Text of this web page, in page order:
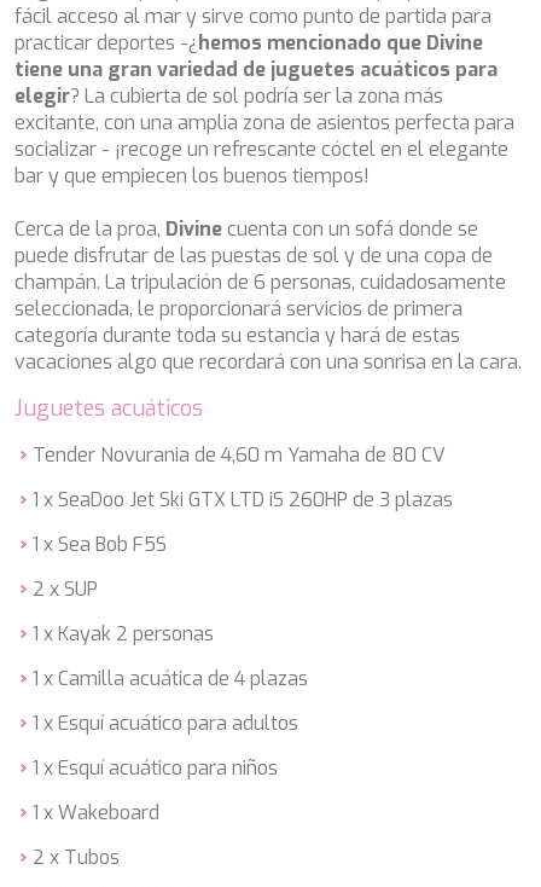
fácil acceso al mar y sirve como punto de partida para
practicar deportes -¿ hemos mencionado que Divine
tiene una gran variedad de juguetes acuáticos para
elegir? La cubierta de sol podría ser la zona más
excitante, con una amplia zona de asientos perfecta para
socializar - ¡recoge un refrescante cóctel en el elegante
bar y que empiecen los buenos tiempos!
Cerca de la proa, Divinecuenta con un sofá donde se
puede disfrutar de las puestas de sol y de una copa de
champán. La tripulación de 6 personas, cuidadosamente
seleccionada, le proporcionará servicios de primera
categoría durante toda su estancia y hará de estas
vacaciones algo que recordará con una sonrisa en la cara.
Juguetes acuáticos
Tender Novurania de 4,60 m Yamaha de 80 CV
1 x SeaDoo Jet Ski GTX LTD iS 260HP de 3 plazas
1 x Sea Bob F5S
2 x SUP
1 x Kayak 2 personas
1 x Camilla acuática de 4 plazas
1 x Esquí acuático para adultos
1 x Esquí acuático para niños
1 x Wakeboard
2 x Tubos
CONSTANTER
CORE
CORNELIA
CORSARIO
D5
DAIMA
DALMATINO
DAMARI
DANIDA
DANZAS
DARLIN
DAY OFF
DB9
DE LISLE III
DE ZEUS
DELTA ONE
DESAMIS B
DIVINE
DOLCE VITA
DONNA DEL MARE
E3
ECCE NAVIGO
ELVI
EOLIA
ESMA SULTAN
ESMERALDA OF THE SEAS
ETERNAL SPARK